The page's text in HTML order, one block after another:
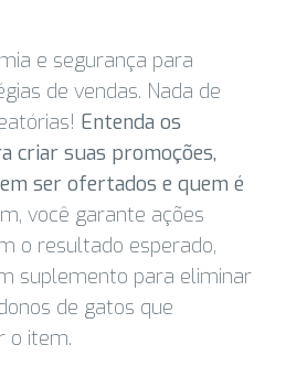
e segurança para
de vendas. Nada de
Entenda os
criar suas promoções,
ser ofertados e quem é
você garante ações
o resultado esperado,
suplemento para eliminar
de gatos que
o item.